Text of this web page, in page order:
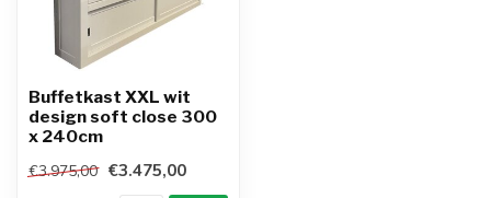
Buffetkast XXL wit
design soft close 300
x 240cm
€3.975,00 €3.475,00